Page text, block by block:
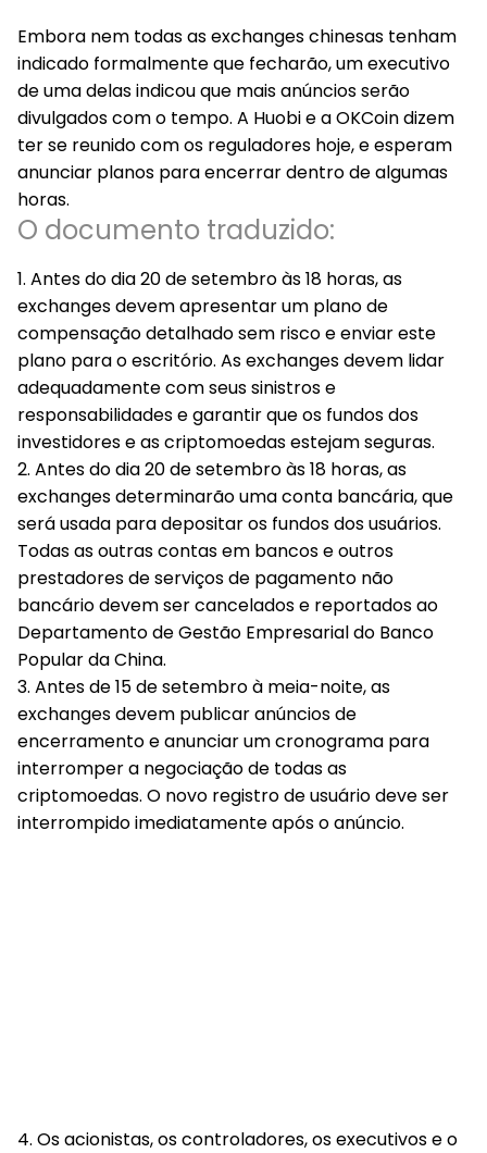
Embora nem todas as exchanges chinesas tenham
indicado formalmente que fecharão, um executivo
de uma delas indicou que mais anúncios serão
divulgados com o tempo. A Huobi e a OKCoin dizem
ter se reunido com os reguladores hoje, e esperam
anunciar planos para encerrar dentro de algumas
horas.
O documento traduzido:
1. Antes do dia 20 de setembro às 18 horas, as
exchanges devem apresentar um plano de
compensação detalhado sem risco e enviar este
plano para o escritório. As exchanges devem lidar
adequadamente com seus sinistros e
responsabilidades e garantir que os fundos dos
investidores e as criptomoedas estejam seguras.
2. Antes do dia 20 de setembro às 18 horas, as
exchanges determinarão uma conta bancária, que
será usada para depositar os fundos dos usuários.
Todas as outras contas em bancos e outros
prestadores de serviços de pagamento não
bancário devem ser cancelados e reportados ao
Departamento de Gestão Empresarial do Banco
Popular da China.
3. Antes de 15 de setembro à meia-noite, as
exchanges devem publicar anúncios de
encerramento e anunciar um cronograma para
interromper a negociação de todas as
criptomoedas. O novo registro de usuário deve ser
interrompido imediatamente após o anúncio.
4. Os acionistas, os controladores, os executivos e o